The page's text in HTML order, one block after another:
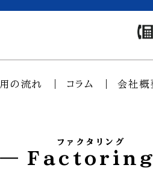
の流れ コラム 会社概
ファクタリング
Factoring